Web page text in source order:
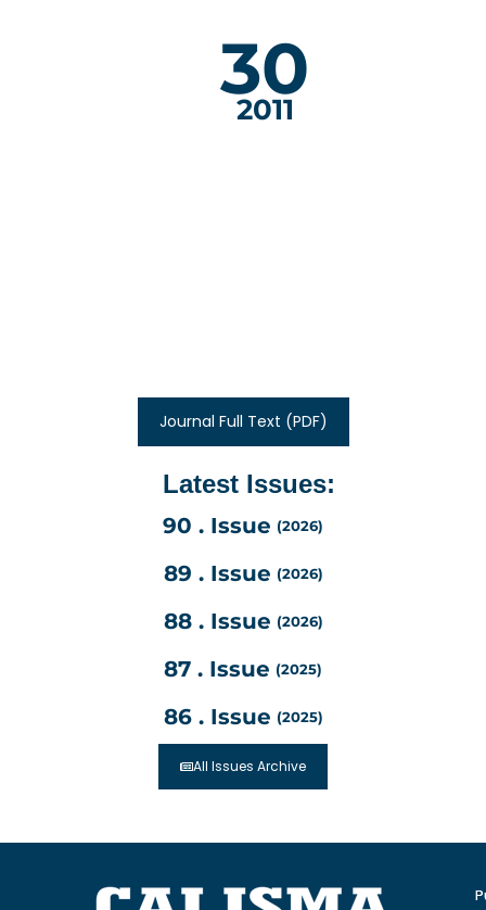
30
2011
Journal Full Text (PDF)
Latest Issues:
90 . Issue (2026)
89 . Issue (2026)
88 . Issue (2026)
87 . Issue (2025)
86 . Issue (2025)
All Issues Archive